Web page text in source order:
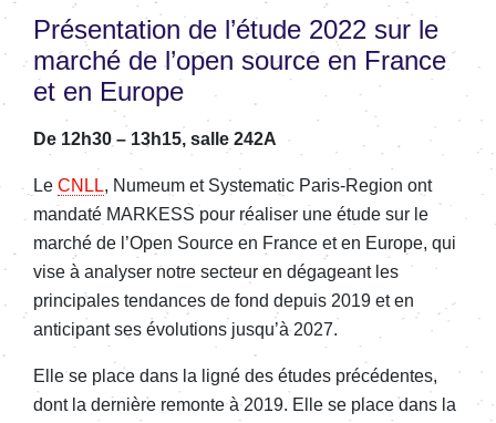
Présentation de l’étude 2022 sur le
marché de l’open source en France
et en Europe
De 12h30 – 13h15, salle 242A
Le CNLL, Numeum et Systematic Paris-Region ont
mandaté MARKESS pour réaliser une étude sur le
marché de l’Open Source en France et en Europe, qui
vise à analyser notre secteur en dégageant les
principales tendances de fond depuis 2019 et en
anticipant ses évolutions jusqu’à 2027.
Elle se place dans la ligné des études précédentes,
dont la dernière remonte à 2019. Elle se place dans la